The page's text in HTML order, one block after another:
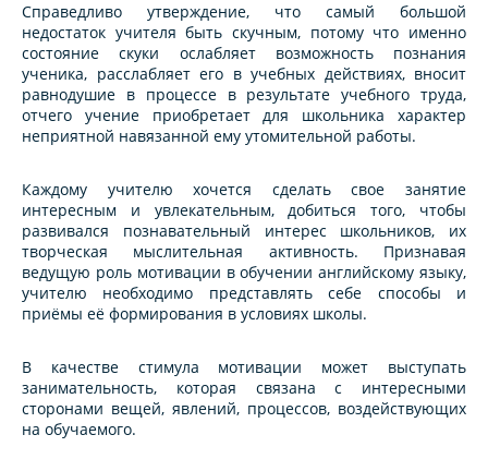
Справедливо утверждение, что самый большой
недостаток учителя быть скучным, потому что именно
состояние скуки ослабляет возможность познания
ученика, расслабляет его в учебных действиях, вносит
равнодушие в процессе в результате учебного труда,
отчего учение приобретает для школьника характер
неприятной навязанной ему утомительной работы.
Каждому учителю хочется сделать свое занятие
интересным и увлекательным, добиться того, чтобы
развивался познавательный интерес школьников, их
творческая мыслительная активность. Признавая
ведущую роль мотивации в обучении английскому языку,
учителю необходимо представлять себе способы и
приёмы её формирования в условиях школы.
В качестве стимула мотивации может выступать
занимательность, которая связана с интересными
сторонами вещей, явлений, процессов, воздействующих
на обучаемого.